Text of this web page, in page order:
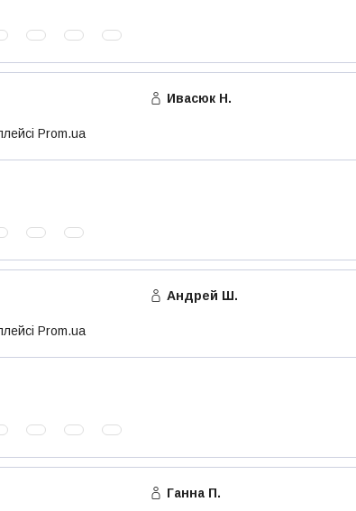
Ивасюк Н.
Prom.ua
Андрей Ш.
Prom.ua
Ганна П.